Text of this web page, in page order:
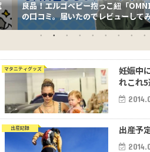
良品！エルゴベビー抱っこ紐「
の口コミ。届いたのでレビューして
マタニティグッズ
妊娠中
れこれ
出産記録 出産予